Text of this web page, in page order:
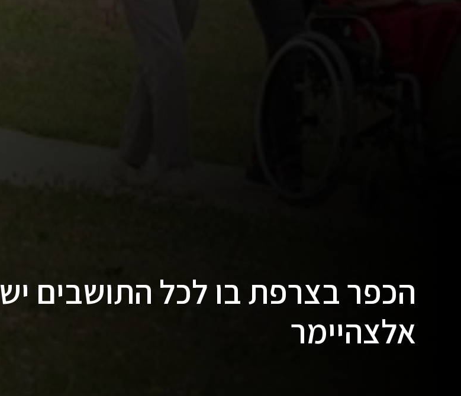
הכפר בצרפת בו לכל התושבים יש
אלצהיימר